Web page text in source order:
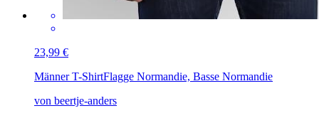
23,99 €
Männer T-ShirtFlagge Normandie, Basse Normandie
von beertje-anders